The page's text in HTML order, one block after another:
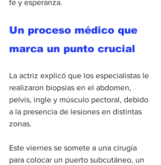
fe y esperanza.
Un proceso médico que
marca un punto crucial
La actriz explicó que los especialistas le
realizaron biopsias en el abdomen,
pelvis, ingle y músculo pectoral, debido
a la presencia de lesiones en distintas
zonas.
Este viernes se somete a una cirugía
para colocar un puerto subcutáneo, un